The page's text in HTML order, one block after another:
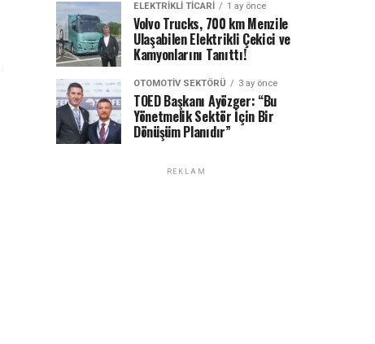
ELEKTRIKLI TICARI 1 ay önce
Volvo Trucks, 700 km Menzile
Ulaşabilen Elektrikli Çekici ve
Kamyonlarını Tanıttı!
OTOMOTIV SEKTÖRÜ 3 ay önce
TOED Başkanı Ayözger: “Bu
Yönetmelik Sektör İçin Bir
Dönüşüm Planıdır”
REKLAM